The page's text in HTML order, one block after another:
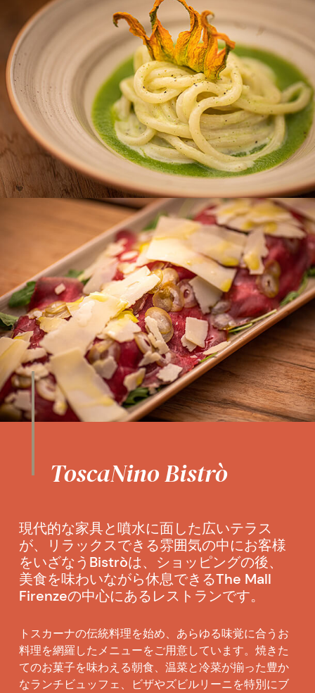
ToscaNino Bistrò
現代的な家具と噴水に面した広いテラス
が、リラックスできる雰囲気の中にお客様
をいざなうBistròは、ショッピングの後、
美食を味わいながら休息できるThe Mall
Firenzeの中心にあるレストランです。
トスカーナの伝統料理を始め、あらゆる味覚に合うお
料理を網羅したメニューをご用意しています。焼きた
てのお菓子を味わえる朝食、温菜と冷菜が揃った豊か
なランチビュッフェ、ビザやズビルリーニを特別にブ